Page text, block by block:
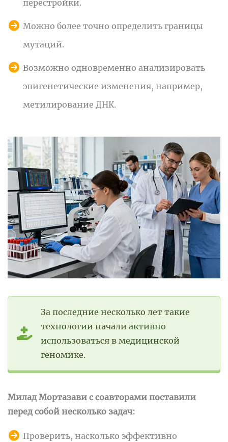
перестройки.
Можно более точно определить границы
мутаций.
Возможно одновременно анализировать
эпигенетические изменения, например,
метилирование ДНК.
За последние несколько лет такие
технологии начали активно
использоваться в медицинской
геномике.
Милад Мортазави с соавторами поставили
перед собой несколько задач:
Проверить, насколько эффективно